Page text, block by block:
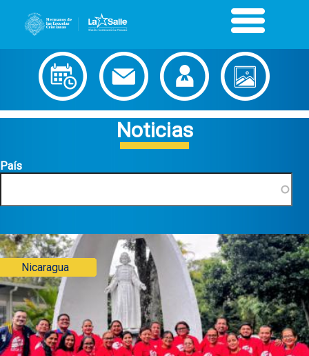
Noticias
País
Nicaragua